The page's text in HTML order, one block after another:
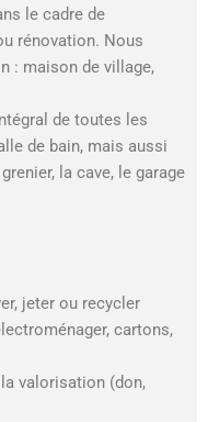
le cadre de
rénovation. Nous
: maison de village,
de toutes les
de bain, mais aussi
la cave, le garage
jeter ou recycler
cartons,
valorisation (don,